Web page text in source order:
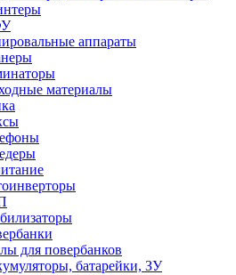
аппараты
материалы
для повербанков
батарейки, ЗУ